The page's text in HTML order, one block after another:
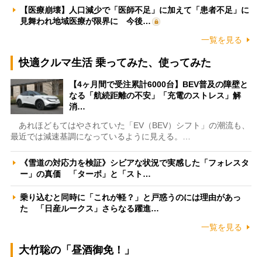
【医療崩壊】人口減少で「医師不足」に加えて「患者不足」に
見舞われ地域医療が限界に 今後…
一覧を見る
快適クルマ生活 乗ってみた、使ってみた
【4ヶ月間で受注累計6000台】BEV普及の障壁と
なる「航続距離の不安」「充電のストレス」解
消…
あれほどもてはやされていた「EV（BEV）シフト」の潮流も、
最近では減速基調になっているように見える。…
《雪道の対応力を検証》シビアな状況で実感した「フォレスタ
ー」の真価 「ターボ」と「スト…
乗り込むと同時に「これが軽？」と戸惑うのには理由があっ
た 「日産ルークス」さらなる躍進…
一覧を見る
大竹聡の「昼酒御免！」